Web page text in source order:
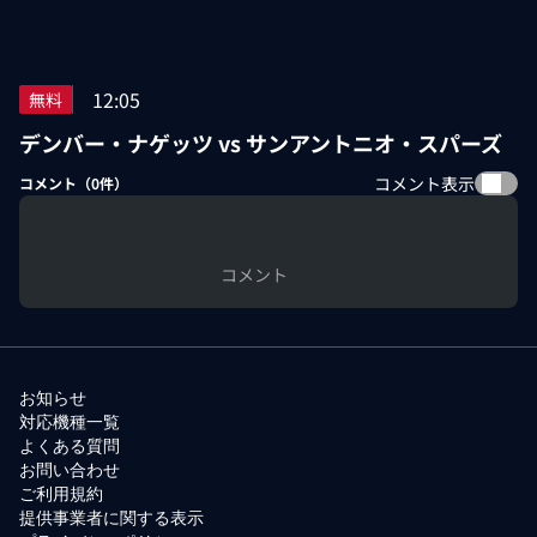
無料 12:05
デンバー・ナゲッツ vs サンアントニオ・スパーズ
コメント（0件） コメント表示
コメント
お知らせ
対応機種一覧
よくある質問
お問い合わせ
ご利用規約
提供事業者に関する表示